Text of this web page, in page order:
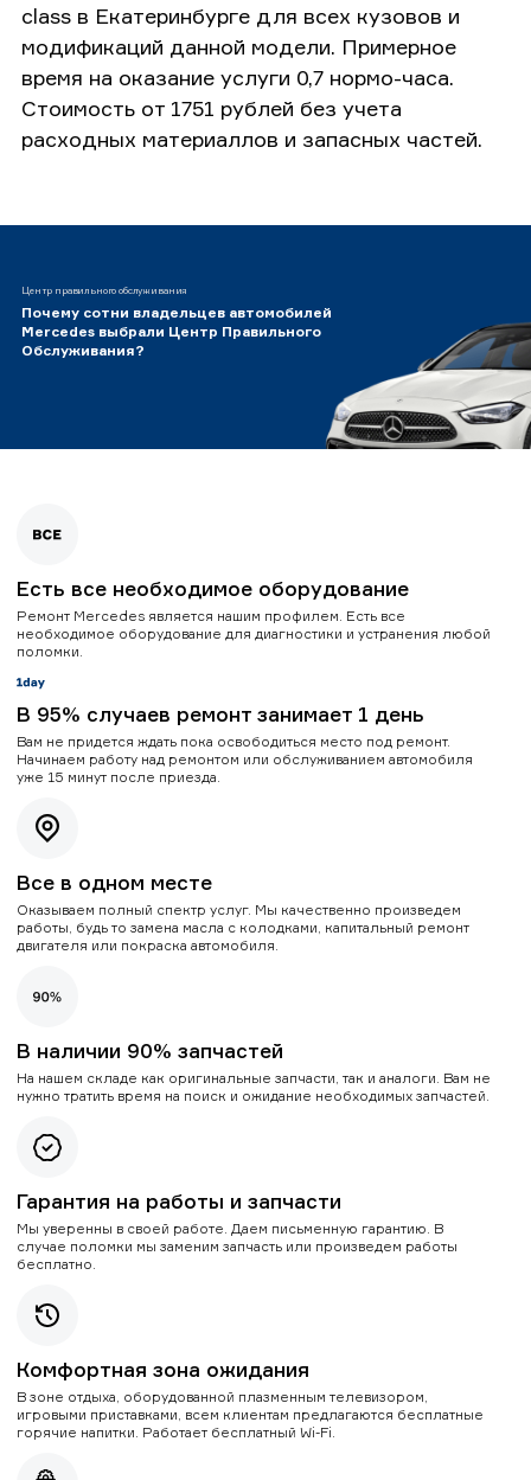
class в Екатеринбурге для всех кузовов и
модификаций данной модели. Примерное
время на оказание услуги 0,7 нормо-часа.
Стоимость от 1751 рублей без учета
расходных материаллов и запасных частей.
Центр правильного обслуживания
Почему сотни владельцев автомобилей
Mercedes выбрали Центр Правильного
Обслуживания?
Есть все необходимое оборудование
Ремонт Mercedes является нашим профилем. Есть все
необходимое оборудование для диагностики и устранения любой
поломки.
В 95% случаев ремонт занимает 1 день
Вам не придется ждать пока освободиться место под ремонт.
Начинаем работу над ремонтом или обслуживанием автомобиля
уже 15 минут после приезда.
Все в одном месте
Оказываем полный спектр услуг. Мы качественно произведем
работы, будь то замена масла с колодками, капитальный ремонт
двигателя или покраска автомобиля.
В наличии 90% запчастей
На нашем складе как оригинальные запчасти, так и аналоги. Вам не
нужно тратить время на поиск и ожидание необходимых запчастей.
Гарантия на работы и запчасти
Мы уверенны в своей работе. Даем письменную гарантию. В
случае поломки мы заменим запчасть или произведем работы
бесплатно.
Комфортная зона ожидания
В зоне отдыха, оборудованной плазменным телевизором,
игровыми приставками, всем клиентам предлагаются бесплатные
горячие напитки. Работает бесплатный Wi-Fi.